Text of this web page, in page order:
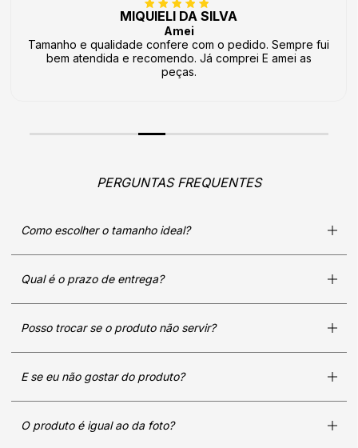
MIQUIELI DA SILVA
Amei
Tamanho e qualidade confere com o pedido. Sempre fui
bem atendida e recomendo. Já comprei E amei as
peças.
PERGUNTAS FREQUENTES
Como escolher o tamanho ideal?
Qual é o prazo de entrega?
Posso trocar se o produto não servir?
E se eu não gostar do produto?
O produto é igual ao da foto?